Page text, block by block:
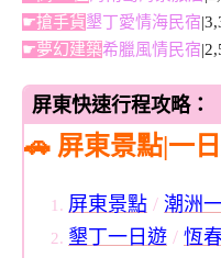
☛搶手貨墾丁愛情海民宿
☛夢幻建築希臘風情民宿
屏東快速行程攻略：
🚗 屏東景點|一
屏東景點 / 潮洲
墾丁一日遊 / 恆